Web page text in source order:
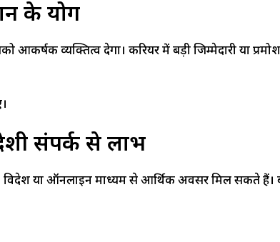
के योग
आकर्षक व्यक्तित्व देगा। करियर में बड़ी जिम्मेदारी या
संपर्क से लाभ
विदेश या ऑनलाइन माध्यम से आर्थिक अवसर मिल सकते हैं।